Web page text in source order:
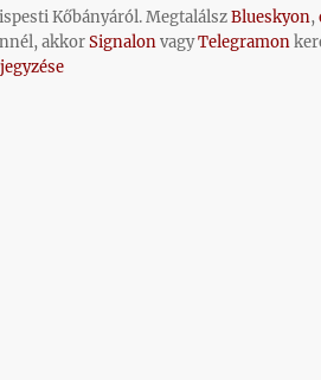
Kőbányáról. MegtalálszBlueskyon,
akkorSignalonvagyTelegramon